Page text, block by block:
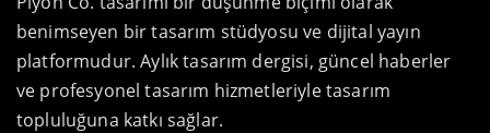
benimseyen bir tasarım stüdyosu ve dijital yayın
platformudur. Aylık tasarım dergisi, güncel haberler
ve profesyonel tasarım hizmetleriyle tasarım
topluluğuna katkı sağlar.